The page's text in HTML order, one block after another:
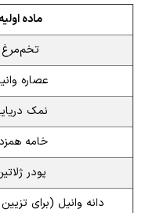
ماده اولیه
تخم‌مرغ
عصاره
نمک
خامه
پودر
دانه وانیل (برای